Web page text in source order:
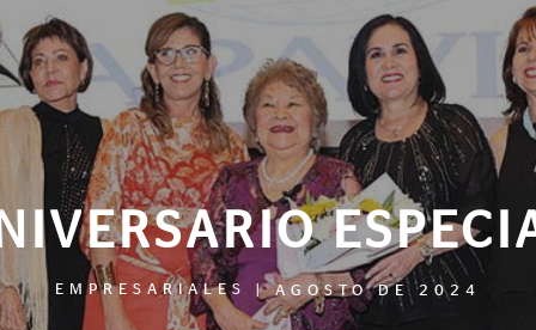
EMPRESARIALES |AGOSTO DE 2024